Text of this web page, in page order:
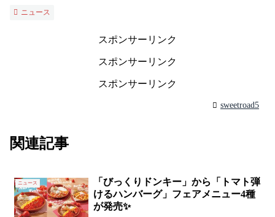
ニュース
スポンサーリンク
スポンサーリンク
スポンサーリンク
sweetroad5
関連記事
ニュース
「びっくりドンキー」から「トマト弾
けるハンバーグ」フェアメニュー4種
が発売✨